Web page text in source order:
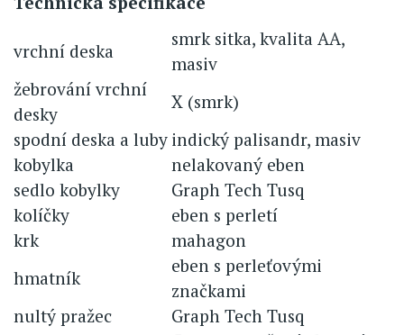
vrchní deska
smrk sitka, kvalita AA,
masiv
žebrování vrchní
desky
X (smrk)
spodní deska a luby indický palisandr, masiv
kobylka
nelakovaný eben
sedlo kobylky
Graph Tech Tusq
kolíčky
eben s perletí
krk
mahagon
hmatník
eben s perleťovými
značkami
nultý pražec
Graph Tech Tusq